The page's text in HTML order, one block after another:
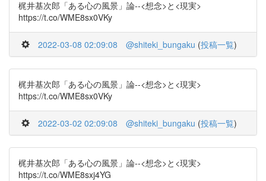
梶井基次郎「ある心の風景」論--<想念>と<現実>
https://t.co/WME8sx0VKy
2022-03-08 02:09:08 @shiteki_bungaku (投稿一覧)
梶井基次郎「ある心の風景」論--<想念>と<現実>
https://t.co/WME8sx0VKy
2022-03-02 02:09:08 @shiteki_bungaku (投稿一覧)
梶井基次郎「ある心の風景」論--<想念>と<現実>
https://t.co/WME8sxj4YG